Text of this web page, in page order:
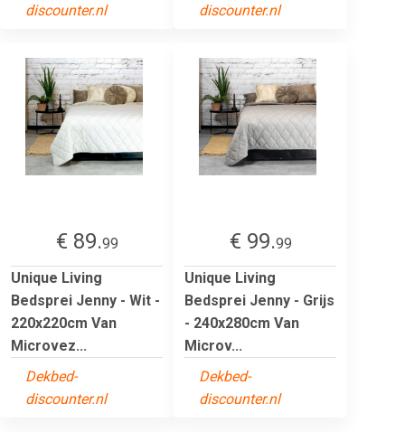
discounter.nl
discounter.nl
€ 89.99
Unique Living
Bedsprei Jenny - Wit -
220x220cm Van
Microvez...
Dekbed-
discounter.nl
€ 99.99
Unique Living
Bedsprei Jenny - Grijs
- 240x280cm Van
Microv...
Dekbed-
discounter.nl